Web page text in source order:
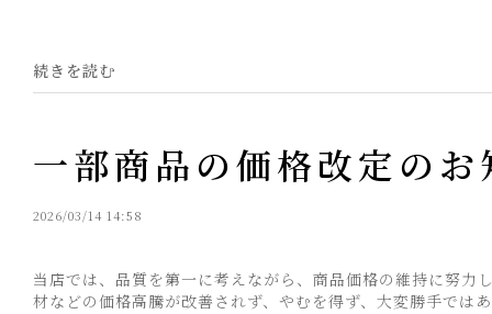
続きを読む
一部商品の価格改定のお
2026/03/14 14:58
当店では、品質を第一に考えながら、商品価格の維持に努
材などの価格高騰が改善されず、やむを得ず、大変勝手では